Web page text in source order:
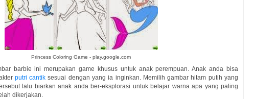
Princess Coloring Game - play.google.com
barbie ini merupakan game khusus untuk anak perempuan. Anak anda bisa
putri cantik sesuai dengan yang ia inginkan. Memilih gambar hitam putih yang
lalu biarkan anak anda ber-eksplorasi untuk belajar warna apa yang paling
dikerjakan.